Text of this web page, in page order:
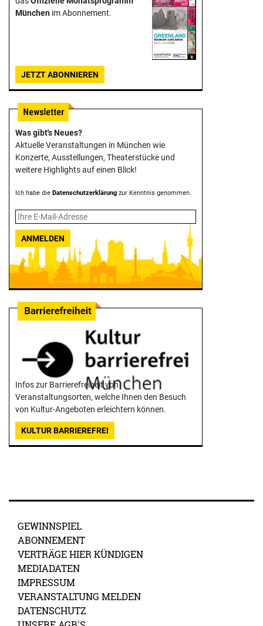
München im Abonnement.
JETZT ABONNIEREN
Was gibt's Neues?
Aktuelle Veranstaltungen in München wie
Konzerte, Ausstellungen, Theater­stücke und
weitere Highlights auf einen Blick!
Ich habe die Datenschutzerklärung zur Kenntnis genommen.
ANMELDEN
Infos zur Barrierefreiheit von
Veranstaltungsorten, welche Ihnen den Besuch
von Kultur-Angeboten erleichtern können.
KULTUR BARRIEREFREI
GEWINNSPIEL
ABONNEMENT
VERTRÄGE HIER KÜNDIGEN
MEDIADATEN
IMPRESSUM
VERANSTALTUNG MELDEN
DATENSCHUTZ